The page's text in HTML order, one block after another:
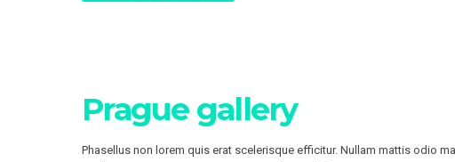
Prague gallery
Phasellus non lorem quis erat scelerisque efficitur. Nullam mattis odio